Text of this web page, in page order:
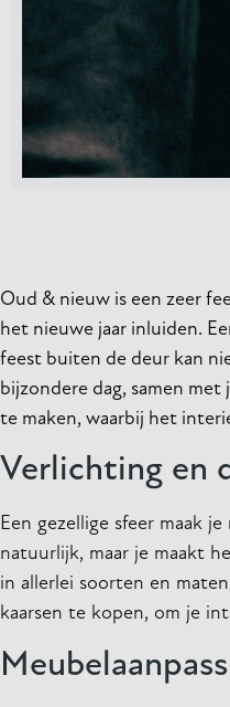
Oud & nieuw is een zeer
het nieuwe jaar inluiden.
feest buiten de deur kan
bijzondere dag, samen
te maken, waarbij het
Verlichting en
Een gezellige sfeer maak
natuurlijk, maar je maakt
in allerlei soorten en
kaarsen te kopen, om je